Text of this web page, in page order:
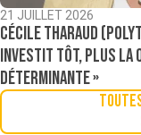
21 JUILLET 2026
Cécile Tharaud
investit tôt, plus la
déterminante »